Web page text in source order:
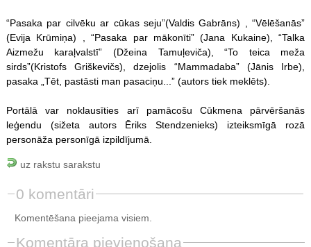
“Pasaka par cilvēku ar cūkas seju”(Valdis Gabrāns) , “Vēlēšanās”
(Evija Krūmiņa) , “Pasaka par mākonīti” (Jana Kukaine), “Talka
Aizmežu karaļvalstī” (Džeina Tamuļeviča), “To teica meža
sirds”(Kristofs Griškevičs), dzejolis “Mammadaba” (Jānis Irbe),
pasaka „Tēt, pastāsti man pasaciņu...” (autors tiek meklēts).
Portālā var noklausīties arī pamācošu Cūkmena pārvēršanās
leģendu (sižeta autors Ēriks Stendzenieks) izteiksmīgā rozā
personāža personīgā izpildījumā.
uz rakstu sarakstu
0 komentāri
Komentēšana pieejama visiem.
Komentāra pievienošana